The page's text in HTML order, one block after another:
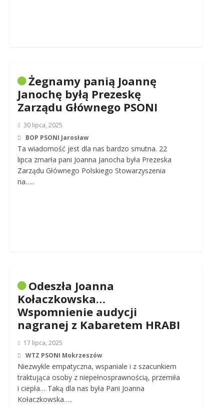
Żegnamy panią Joannę
Janochę byłą Prezeskę
Zarządu Głównego PSONI
30 lipca, 2025
BOP PSONI Jarosław
Ta wiadomość jest dla nas bardzo smutna. 22
lipca zmarła pani Joanna Janocha była Prezeska
Zarządu Głównego Polskiego Stowarzyszenia
na…..
Odeszła Joanna
Kołaczkowska…
Wspomnienie audycji
nagranej z Kabaretem HRABI
17 lipca, 2025
WTZ PSONI Mokrzeszów
Niezwykle empatyczna, wspaniale i z szacunkiem
traktująca osoby z niepełnosprawnością, przemiła
i ciepła… Taką dla nas była Pani Joanna
Kołaczkowska…..